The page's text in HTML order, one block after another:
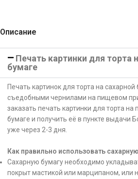
Описание
Печать картинки для торта
бумаге
Печать картинок для торта на
съедобными чернилами на пищевом
заказать печать картинки для торта
бумаге и получить её в пункте выдачи
уже через 2-3 дня.
Как правильно использовать
Сахарную бумагу необходимо
покрыт мастикой или марципаном, или